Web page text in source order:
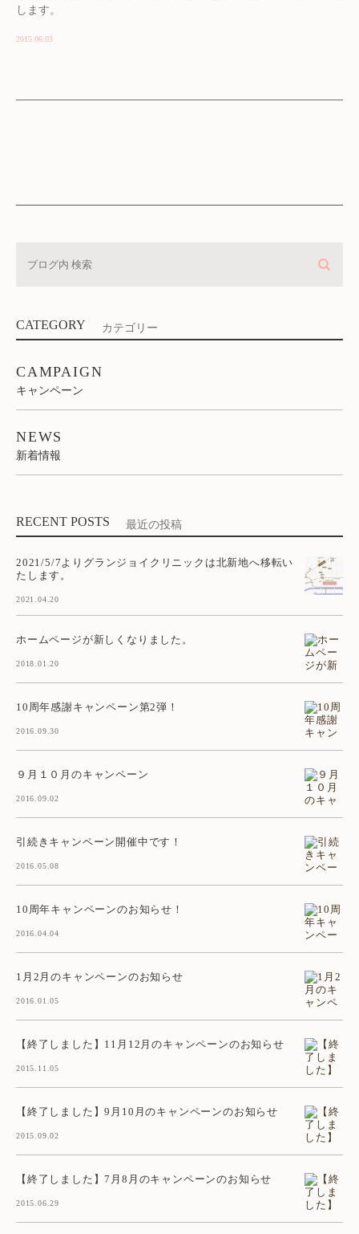
します。
2015.06.03
CATEGORY カテゴリー
CAMPAIGN
キャンペーン
NEWS
新着情報
RECENT POSTS 最近の投稿
2021/5/7よりグランジョイクリニックは北新地へ移転い
たします。
2021.04.20
ホームページが新しくなりました。
2018.01.20
10周年感謝キャンペーン第2弾！
2016.09.30
９月１０月のキャンペーン
2016.09.02
引続きキャンペーン開催中です！
2016.05.08
10周年キャンペーンのお知らせ！
2016.04.04
1月2月のキャンペーンのお知らせ
2016.01.05
【終了しました】11月12月のキャンペーンのお知らせ
2015.11.05
【終了しました】9月10月のキャンペーンのお知らせ
2015.09.02
【終了しました】7月8月のキャンペーンのお知らせ
2015.06.29